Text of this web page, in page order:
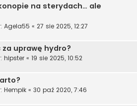
na sterydach… ale
Agela55 « 27 sie 2025, 12:27
uprawę hydro?
hipster « 19 sie 2025, 10:52
Hempik « 30 paź 2020, 7:46